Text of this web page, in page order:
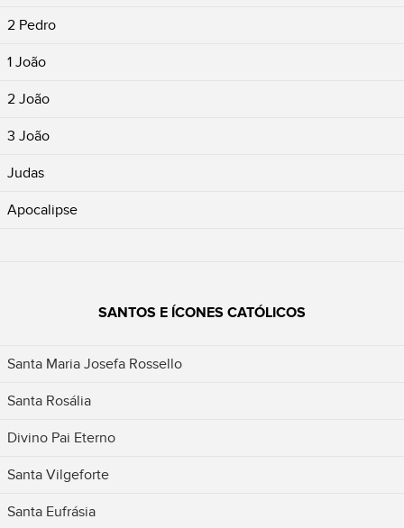
2 Pedro
1 João
2 João
3 João
Judas
Apocalipse
SANTOS E ÍCONES CATÓLICOS
Santa Maria Josefa Rossello
Santa Rosália
Divino Pai Eterno
Santa Vilgeforte
Santa Eufrásia